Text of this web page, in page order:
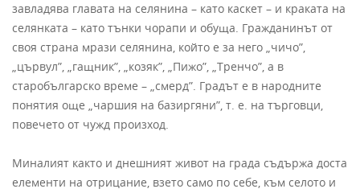
завладява главата на селянина – като каскет – и краката на
селянката – като тънки чорапи и обуща. Гражданинът от
своя страна мрази селянина, който е за него „чичо”,
„цървул”, „гащник”, „козяк”, „Пижо”, „Тренчо”, а в
старобългарско време – „смерд”. Градът е в народните
понятия още „чаршия на базиргяни”, т. е. на търговци,
повечето от чужд произход.
Миналият както и днешният живот на града съдържа доста
елементи на отрицание, взето само по себе, към селото и